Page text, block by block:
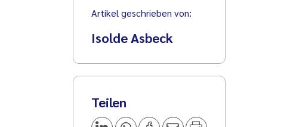
Artikel geschrieben von:
Isolde Asbeck
Teilen